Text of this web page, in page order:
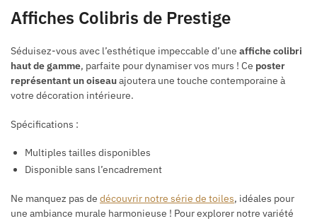
Affiches Colibris de Prestige
Séduisez-vous avec l’esthétique impeccable d’une affiche colibri
haut de gamme, parfaite pour dynamiser vos murs ! Ce poster
représentant un oiseauajoutera une touche contemporaine à
votre décoration intérieure.
Spécifications :
Multiples tailles disponibles
Disponible sans l’encadrement
Ne manquez pas de découvrir notre série de toiles, idéales pour
une ambiance murale harmonieuse ! Pour explorer notre variété